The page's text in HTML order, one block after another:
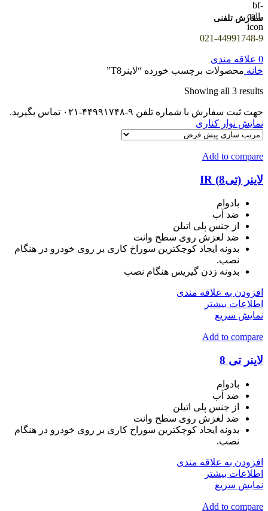
سفارش تلفنی
021-44991748-9
0 علاقه مندی
خانه محصولات برچسب خورده “لاینرT8”
Showing all 3 results
جهت ثبت سفارش با شماره تلفن ۹-۴۴۹۹۱۷۴۸-۰۲۱ تماس بگیرید.
نمایش نوار کناری
Add to compare
لاینر (تی8) IR
بادوام
ضد آب
از جنس پلی اتیلن
ضد لغزش روی سطح وانت
بدونه ایجاد کوچکترین سوراخ کاری بر روی خودرو در هنگام
نصب.
بدونه زدن گیریس هنگام نصب
افزودن به علاقه مندی
اطلاعات بیشتر
نمایش سریع
Add to compare
لاینر تی 8
بادوام
ضد آب
از جنس پلی اتیلن
ضد لغزش روی سطح وانت
بدونه ایجاد کوچکترین سوراخ کاری بر روی خودرو در هنگام
نصب.
افزودن به علاقه مندی
اطلاعات بیشتر
نمایش سریع
Add to compare